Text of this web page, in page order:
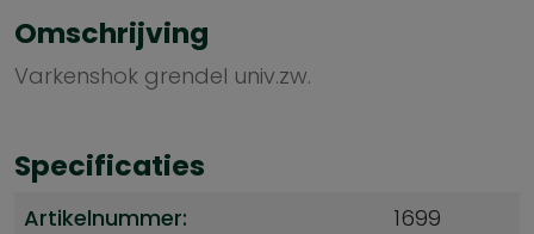
Omschrijving
Varkenshok grendel univ.zw.
Specificaties
Artikelnummer: 1699